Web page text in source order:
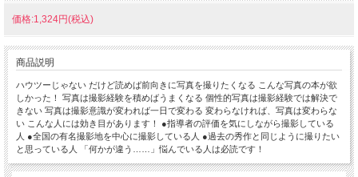
価格:1,324円(税込)
商品説明
ハウツーじゃない だけど読めば前向きに写真を撮りたくなる こんな写真の本が欲
しかった！ 写真は撮影経験を積めばうまくなる 個性的写真は撮影経験では解決で
きない 写真は撮影意識が変われば一日で変わる 変わらなければ、写真は変わらな
い こんな人には効き目があります！ ●指導者の評価を気にしながら撮影している
人 ●全国の有名撮影地を中心に撮影している人 ●過去の秀作と同じように撮りたい
と思っている人 「何かが違う……」悩んでいる人は必読です！